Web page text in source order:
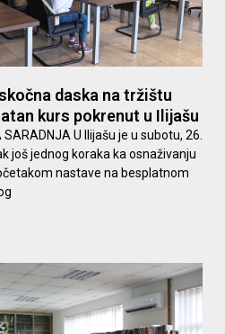
daska na tržištu
kurs pokrenut u Ilijašu
SARADNJA U Ilijašu je u subotu, 26.
još jednog koraka ka osnaživanju
nastave na besplatnom